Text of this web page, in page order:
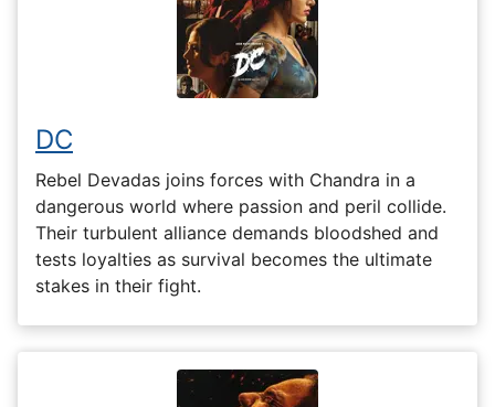
DC
Rebel Devadas joins forces with Chandra in a
dangerous world where passion and peril collide.
Their turbulent alliance demands bloodshed and
tests loyalties as survival becomes the ultimate
stakes in their fight.